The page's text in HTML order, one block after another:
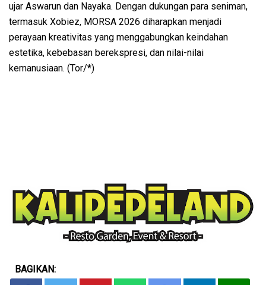
ujar Aswarun dan Nayaka. Dengan dukungan para seniman,
termasuk Xobiez, MORSA 2026 diharapkan menjadi
perayaan kreativitas yang menggabungkan keindahan
estetika, kebebasan berekspresi, dan nilai-nilai
kemanusiaan. (Tor/*)
BAGIKAN: